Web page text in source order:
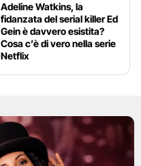
Adeline Watkins, la
fidanzata del serial killer Ed
Gein è davvero esistita?
Cosa c’è di vero nella serie
Netflix